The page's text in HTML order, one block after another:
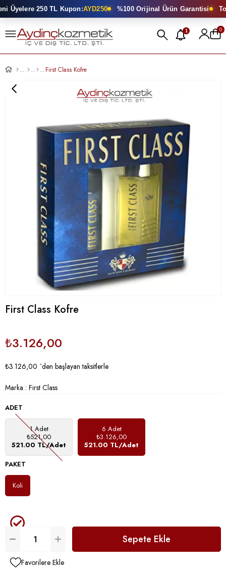
Üyelere 250 TL Kupon:AYD250 %100 Orijinal Ürün Garantisi
1 0
First Class Kofre
First Class Kofre
₺3.126,00
₺3.126,00 `den başlayan taksitlerle
Marka : First Class
ADET
1 Adet
₺521,00
521.00 TL/Adet
6 Adet
₺3.126,00
521.00 TL/Adet
PAKET
Koli
Favorilere Ekle